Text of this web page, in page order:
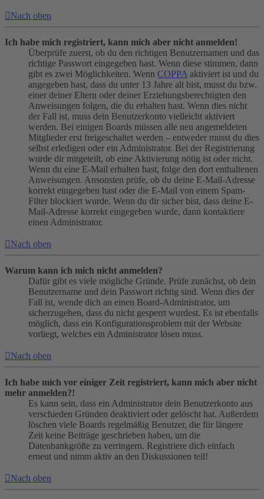
Nach oben
Ich habe mich registriert, kann mich aber nicht anmelden!
Überprüfe zuerst, ob du den richtigen Benutzernamen und das
richtige Passwort eingegeben hast. Wenn diese stimmen, dann
gibt es zwei Möglichkeiten. Wenn COPPA aktiviert ist und du
angegeben hast, dass du unter 13 Jahre alt bist, musst du bzw.
einer deiner Eltern oder deiner Erziehungsberechtigten den
Anweisungen folgen, die du erhalten hast. Wenn dies nicht
der Fall ist, muss dein Benutzerkonto vielleicht aktiviert
werden. Bei einigen Boards müssen alle neu angemeldeten
Mitglieder erst freigeschaltet werden – entweder musst du dies
selbst erledigen oder ein Administrator. Bei der Registrierung
wurde dir mitgeteilt, ob eine Aktivierung nötig ist oder nicht.
Wenn du eine E-Mail erhalten hast, folge den dort enthaltenen
Anweisungen. Ansonsten prüfe, ob du deine E-Mail-Adresse
korrekt eingegeben hast oder die E-Mail von einem Spam-
Filter blockiert wurde. Wenn du dir sicher bist, dass deine E-
Mail-Adresse korrekt eingegeben wurde, dann kontaktiere
einen Administrator.
Nach oben
Warum kann ich mich nicht anmelden?
Dafür gibt es viele mögliche Gründe. Prüfe zunächst, ob dein
Benutzername und dein Passwort richtig sind. Wenn dies der
Fall ist, wende dich an einen Board-Administrator, um
sicherzugehen, dass du nicht gesperrt wurdest. Es ist ebenfalls
möglich, dass ein Konfigurationsproblem mit der Website
vorliegt, welches ein Administrator lösen muss.
Nach oben
Ich habe mich vor einiger Zeit registriert, kann mich aber nicht
mehr anmelden?!
Es kann sein, dass ein Administrator dein Benutzerkonto aus
verschieden Gründen deaktiviert oder gelöscht hat. Außerdem
löschen viele Boards regelmäßig Benutzer, die für längere
Zeit keine Beiträge geschrieben haben, um die
Datenbankgröße zu verringern. Registriere dich einfach
erneut und nimm aktiv an den Diskussionen teil!
Nach oben